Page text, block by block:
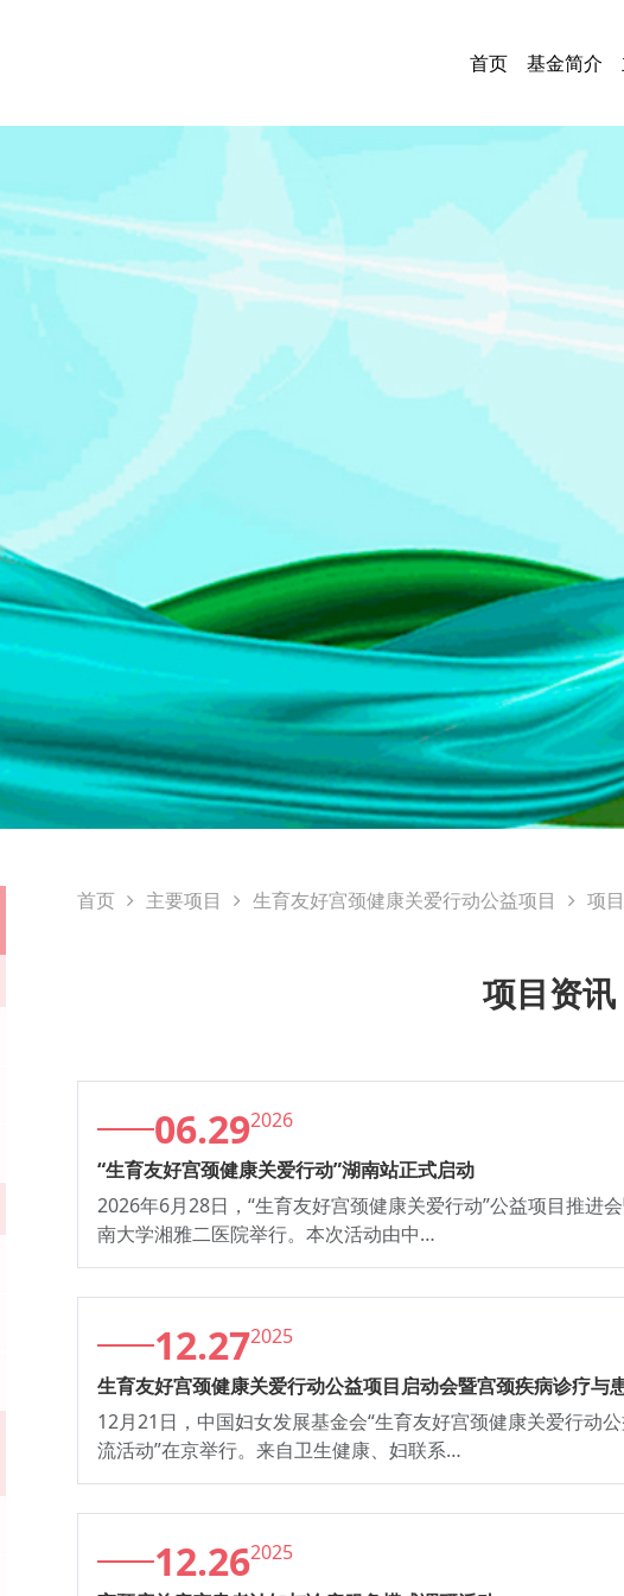
首页 基金简介
首页 主要项目 生育友好宫颈健康关爱行动公益项目 项
项目资讯
06.292026
“生育友好宫颈健康关爱行动”湖南站正式启动
2026年6月28日，“生育友好宫颈健康关爱行动”公益项目推进
南大学湘雅二医院举行。本次活动由中…
12.272025
生育友好宫颈健康关爱行动公益项目启动会暨宫颈疾病诊疗与
12月21日，中国妇女发展基金会“生育友好宫颈健康关爱行动
流活动”在京举行。来自卫生健康、妇联系…
12.262025